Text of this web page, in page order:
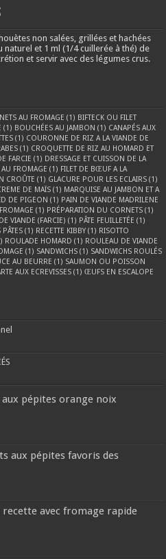
non salées, grillées et hachées
et 1 ml (1/4 cuillerée à thé) de
et servir avec des légumes crus.
AU FROMAGE (1) BIFTECK OU FILET
(1) BOUCHÉES AU JAMBON (1) CANAPÉS AUX
(1) COURONNE DE RIZ A LA VIANDE DE
(1) CROQUETTE DE RIZ AU HOMARD ET
FARCIE (1) DRESSAGE ET CUISSON DE LA
AU FROMAGE (1) FILET DE BŒUF A LA
CROÛTE (1) GLACURE POUR LES ECLAIRS (1)
DE MAÏS (1) MARQUISE AU JAMBON ET A
DE PIGEON (1) PAIN DE VIANDE MADRILENE
(1) PRÉPARATION DU CORNETS (1)
VIANDE (FARCIE) (1) PÂTE FEUILLETÉE (1)
PÂTES (1) RECETTE KIBBY (1) RISOTTO
ROULADE HOMARD (1) ROULEAU DE VIANDE
(1) SANDWICHS (1) SANDWICHS ROULÉS
AU BEURRE (1) SAUMON OU POISSON
AUX ECREVISSES (1) ŒUFS EN ESCALOPE
pépites orange noix
aux pépites favoris des
avec fromage rapide